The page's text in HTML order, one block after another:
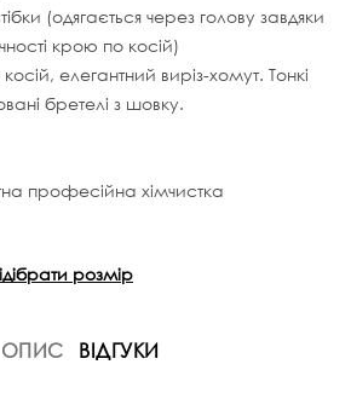
(одягається через голову завдяки
крою по косій)
елегантний виріз-хомут. Тонкі
бретелі з шовку.
професійна хімчистка
розмір
ОПИС ВІДГУКИ